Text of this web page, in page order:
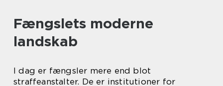
Fængslets moderne
landskab
I dag er fængsler mere end blot
straffeanstalter. De er institutioner for